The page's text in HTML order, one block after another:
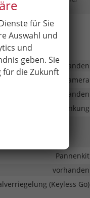
Assistent,
vorhanden
hinten, Rückfahrkamera
vorhanden
Servolenkung
Voll-LED
Pannenkit
vorhanden
(Keyless Go)
für Sie
Auswahl und
und
geben. Sie
für die Zukunft